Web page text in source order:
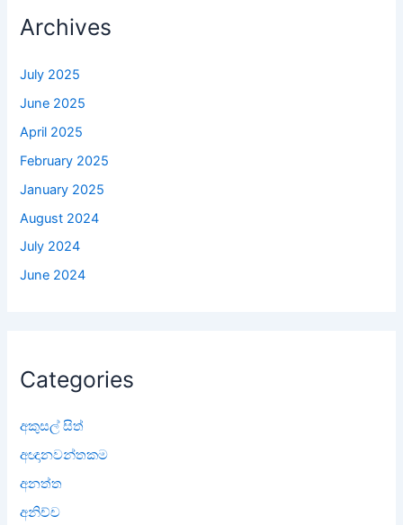
Archives
July 2025
June 2025
April 2025
February 2025
January 2025
August 2024
July 2024
June 2024
Categories
අකුසල් සිත්
අඥානවන්තකම
අනත්ත
අනිච්ච